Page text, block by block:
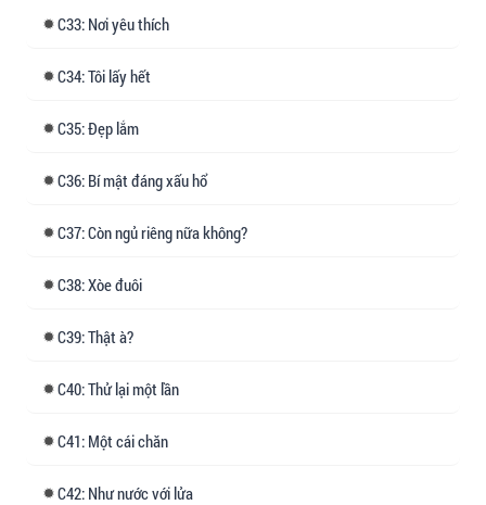
33: Nơi yêu thích
34: Tôi lấy hết
35: Đẹp lắm
36: Bí mật đáng xấu hổ
37: Còn ngủ riêng nữa không?
38: Xòe đuôi
39: Thật à?
40: Thử lại một lần
41: Một cái chăn
42: Như nước với lửa